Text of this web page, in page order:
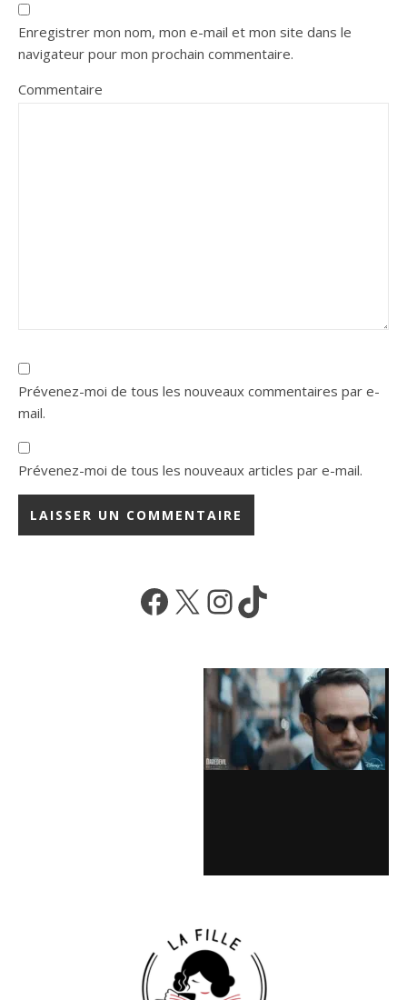
Enregistrer mon nom, mon e-mail et mon site dans le
navigateur pour mon prochain commentaire.
Commentaire
Prévenez-moi de tous les nouveaux commentaires par e-
mail.
Prévenez-moi de tous les nouveaux articles par e-mail.
Facebook
X Instagram
TikTok